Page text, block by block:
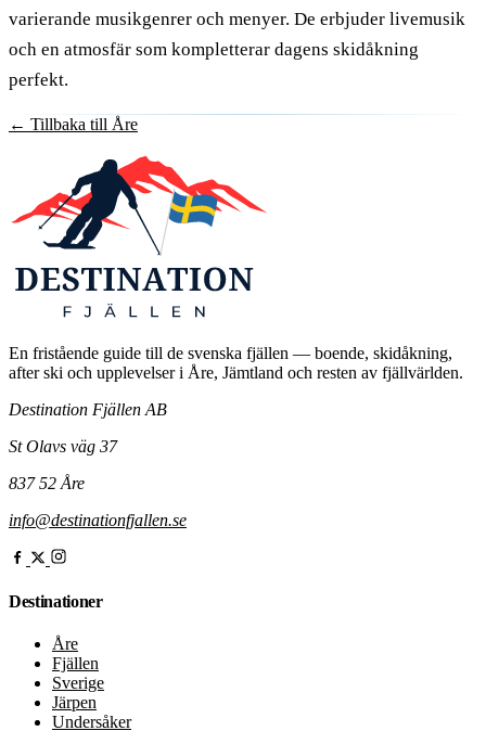
varierande musikgenrer och menyer. De erbjuder livemusik
och en atmosfär som kompletterar dagens skidåkning
perfekt.
← Tillbaka till Åre
En fristående guide till de svenska fjällen — boende, skidåkning,
after ski och upplevelser i Åre, Jämtland och resten av fjällvärlden.
Destination Fjällen AB
St Olavs väg 37
837 52 Åre
info@destinationfjallen.se
Destinationer
Åre
Fjällen
Sverige
Järpen
Undersåker